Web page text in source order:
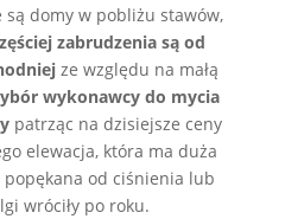
domy w pobliżu stawów,
zabrudzenia są od
ze względu na małą
wykonawcy do mycia
patrząc na dzisiejsze ceny
elewacja, która ma duża
popękana od ciśnienia lub
wróciły po roku.